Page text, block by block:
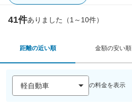
41件ありました（1～10件）
距離の近い順 金額の安い順
の料金を表示